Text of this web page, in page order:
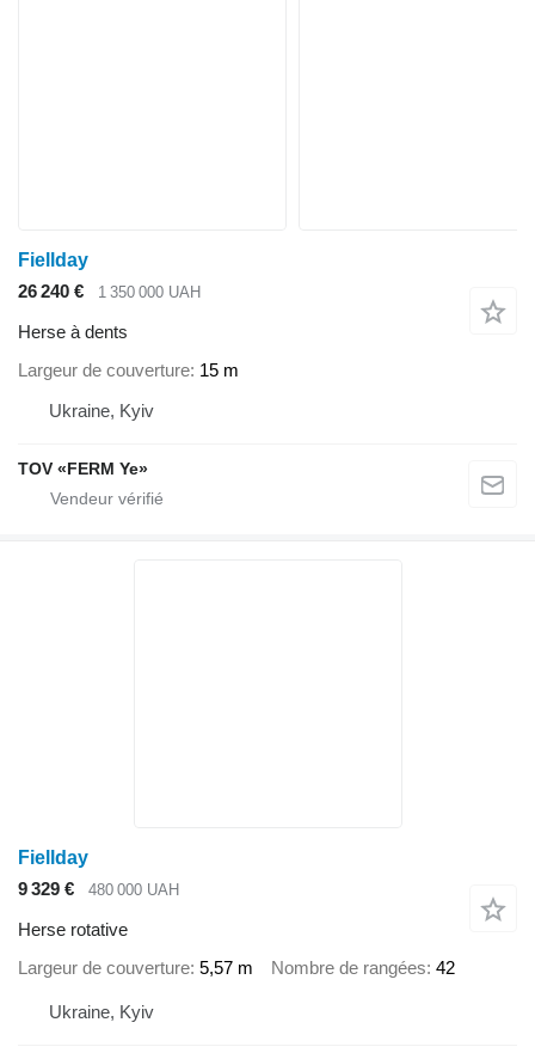
Fiellday
26 240 €
1 350 000 UAH
Herse à dents
Largeur de couverture 15 m
Ukraine, Kyiv
TOV «FERM Ye»
Fiellday
9 329 €
480 000 UAH
Herse rotative
Largeur de couverture 5,57 m Nombre de rangées 42
Ukraine, Kyiv